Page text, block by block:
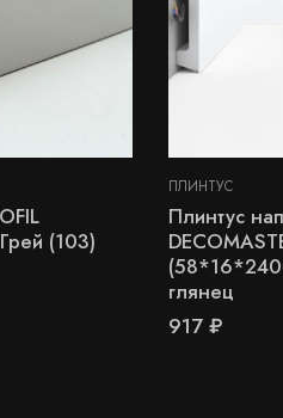
(103)
ПЛИНТУС
Плинтус
глянец
917₽